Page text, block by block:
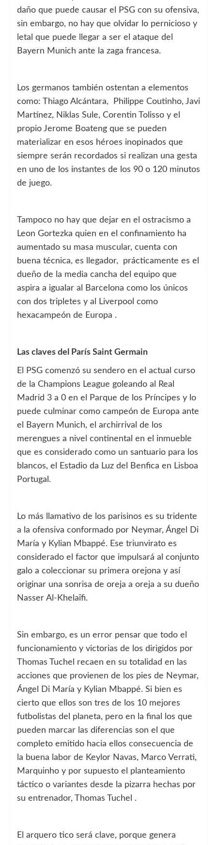
daño que puede causar el PSG con su ofensiva,
sin embargo, no hay que olvidar lo pernicioso y
letal que puede llegar a ser el ataque del
Bayern Munich ante la zaga francesa.
Los germanos también ostentan a elementos
como: Thiago Alcántara, Philippe Coutinho, Javi
Martínez, Niklas Sule, Corentin Tolisso y el
propio Jerome Boateng que se pueden
materializar en esos héroes inopinados que
siempre serán recordados si realizan una gesta
en uno de los instantes de los 90 o 120 minutos
de juego.
Tampoco no hay que dejar en el ostracismo a
Leon Gortezka quien en el confinamiento ha
aumentado su masa muscular, cuenta con
buena técnica, es llegador, prácticamente es el
dueño de la media cancha del equipo que
aspira a igualar al Barcelona como los únicos
con dos tripletes y al Liverpool como
hexacampeón de Europa .
Las claves del París Saint Germain
El PSG comenzó su sendero en el actual curso
de la Champions League goleando al Real
Madrid 3 a 0 en el Parque de los Príncipes y lo
puede culminar como campeón de Europa ante
el Bayern Munich, el archirrival de los
merengues a nivel continental en el inmueble
que es considerado como un santuario para los
blancos, el Estadio da Luz del Benfica en Lisboa
Portugal.
Lo más llamativo de los parisinos es su tridente
a la ofensiva conformado por Neymar, Ángel Di
María y Kylian Mbappé. Ese triunvirato es
considerado el factor que impulsará al conjunto
galo a coleccionar su primera orejona y así
originar una sonrisa de oreja a oreja a su dueño
Nasser Al-Khelaïfi.
Sin embargo, es un error pensar que todo el
funcionamiento y victorias de los dirigidos por
Thomas Tuchel recaen en su totalidad en las
acciones que provienen de los pies de Neymar,
Ángel Di María y Kylian Mbappé. Si bien es
cierto que ellos son tres de los 10 mejores
futbolistas del planeta, pero en la final los que
pueden marcar las diferencias son el que
completo emitido hacia ellos consecuencia de
la buena labor de Keylor Navas, Marco Verrati,
Marquinho y por supuesto el planteamiento
táctico o variantes desde la pizarra hechas por
su entrenador, Thomas Tuchel .
El arquero tico será clave, porque genera